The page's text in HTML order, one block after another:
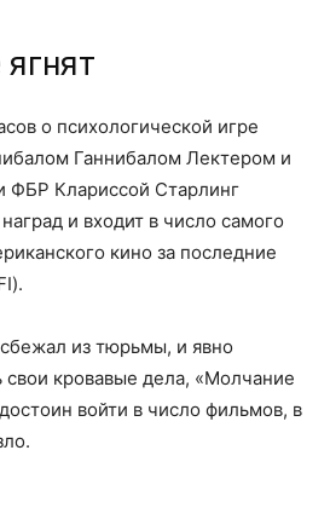
о психологической игре
Ганнибалом Лектером и
ФБР Клариссой Старлинг
и входит в число самого
кино за последние
из тюрьмы, и явно
кровавые дела, «Молчание
войти в число фильмов, в